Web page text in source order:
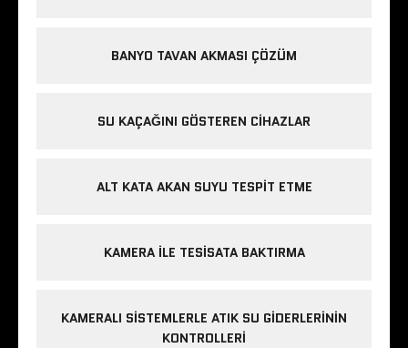
BANYO TAVAN AKMASI ÇÖZÜM
SU KAÇAĞINI GÖSTEREN CIHAZLAR
ALT KATA AKAN SUYU TESPIT ETME
KAMERA ILE TESISATA BAKTIRMA
KAMERALI SISTEMLERLE ATIK SU GIDERLERININ
KONTROLLERI